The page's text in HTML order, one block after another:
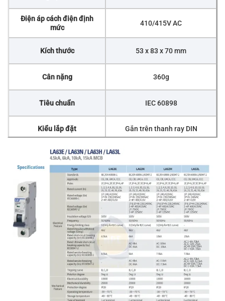
Điện áp cách điện định
mức
410/415V AC
Kích thước 53 x 83 x 70 mm
Cân nặng 360g
Tiêu chuẩn IEC 60898
Kiểu lắp đặt Gắn trên thanh ray DIN